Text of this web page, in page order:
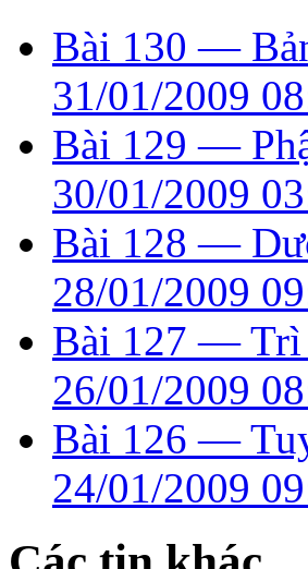
Bài 130 —
31/01/2009
Bài 129 —
30/01/2009
Bài 128 —
28/01/2009
Bài 127 — Trì
26/01/2009
Bài 126 —
24/01/2009